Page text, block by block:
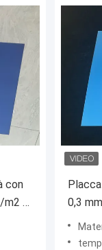
con
m2 e
di
0,3
prima